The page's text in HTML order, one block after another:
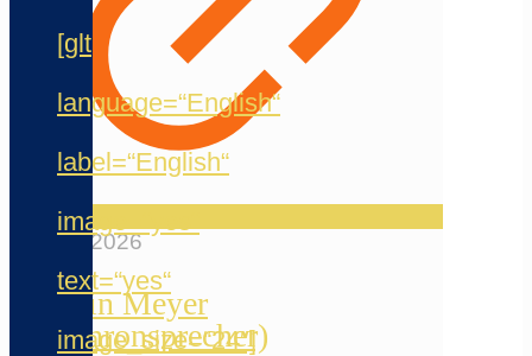
[glt
language=“English“
label=“English“
image=“yes“
text=“yes“
image_size=“24″]
20. Mai 2026
Jermain Meyer
(Synchronsprecher)